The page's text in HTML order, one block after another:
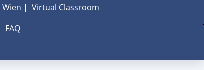
Wien | Virtual Classroom
FAQ